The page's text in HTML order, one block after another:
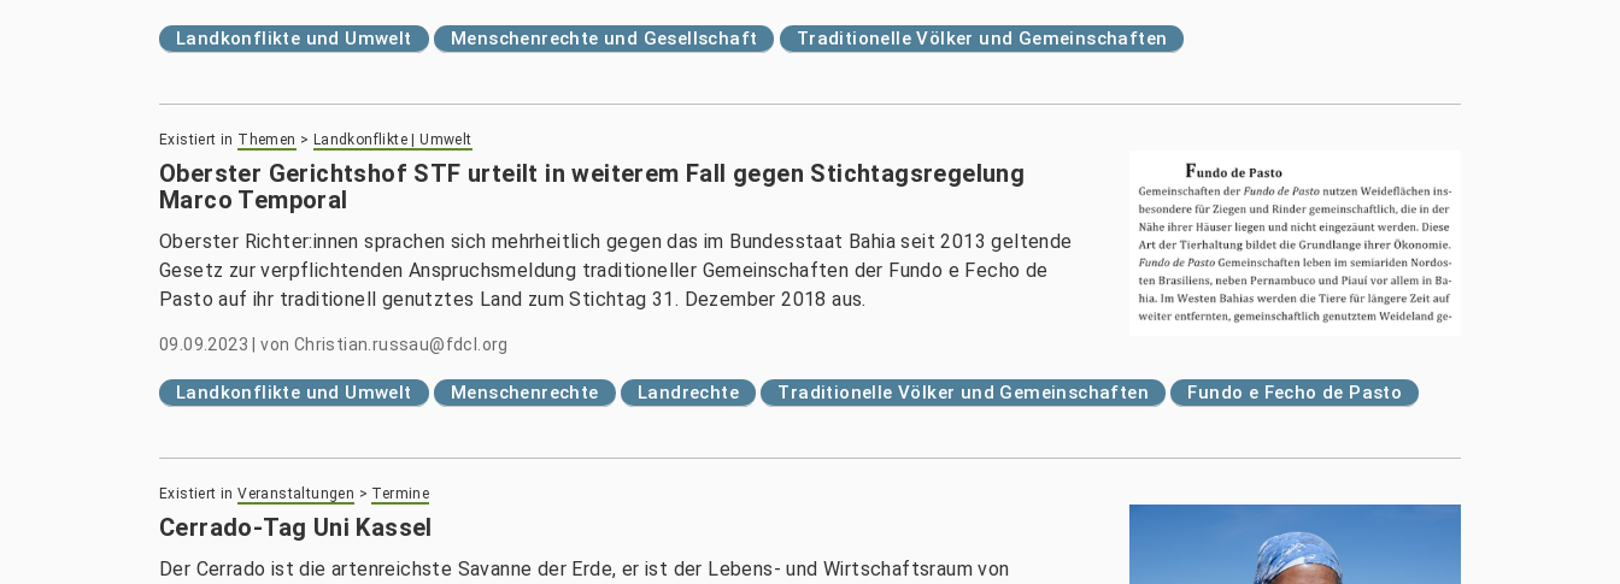
Landkonflikte und Umwelt Menschenrechte und Gesellschaft Traditionelle Völker und Gemeinschaften
Existiert in Themen > Landkonflikte | Umwelt
Oberster Gerichtshof STF urteilt in weiterem Fall gegen Stichtagsregelung
Marco Temporal
Oberster Richter:innen sprachen sich mehrheitlich gegen das im Bundesstaat Bahia seit 2013 geltende
Gesetz zur verpflichtenden Anspruchsmeldung traditioneller Gemeinschaften der Fundo e Fecho de
Pasto auf ihr traditionell genutztes Land zum Stichtag 31. Dezember 2018 aus.
09.09.2023 |von Christian.russau@fdcl.org
Landkonflikte und Umwelt Menschenrechte Landrechte Traditionelle Völker und Gemeinschaften Fundo e Fecho de Pasto
Existiert in Veranstaltungen > Termine
Cerrado-Tag Uni Kassel
Der Cerrado ist die artenreichste Savanne der Erde, er ist der Lebens- und Wirtschaftsraum von